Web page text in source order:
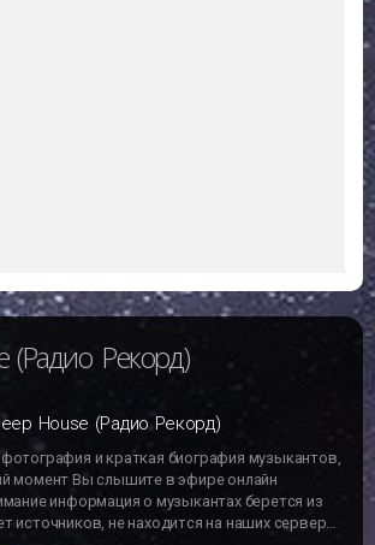
(Радио Рекорд)
House (Радио Рекорд)
и краткая биография музыкантов,
момент Вы слышите в эфире онлайн
информация о музыкантах берется из
источников, не находится на наших серверах